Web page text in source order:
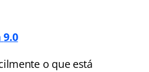
9.0
o que está